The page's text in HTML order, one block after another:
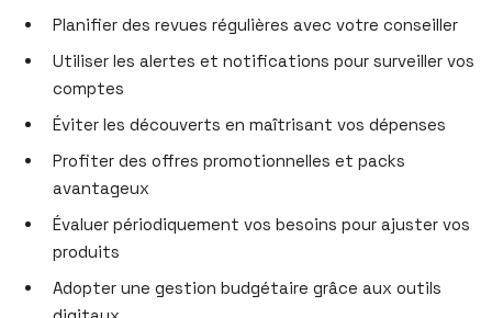
Planifier des revues régulières avec votre conseiller
Utiliser les alertes et notifications pour surveiller vos
comptes
Éviter les découverts en maîtrisant vos dépenses
Profiter des offres promotionnelles et packs
avantageux
Évaluer périodiquement vos besoins pour ajuster vos
produits
Adopter une gestion budgétaire grâce aux outils